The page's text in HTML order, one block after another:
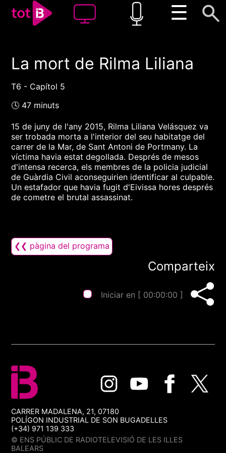
☰
00:00 00:00
La mort de Rilma Liliana
T6 - Capítol 5
🕓 47 minuts
15 de juny de l'any 2015, Rilma Liliana Velásquez va
ser trobada morta a l'interior del seu habitatge del
carrer de la Mar, de Sant Antoni de Portmany. La
víctima havia estat degollada. Després de mesos
d'intensa recerca, els membres de la policia judicial
de Guàrdia Civil aconseguirien identificar al culpable.
Un estafador que havia fugit d'Eivissa hores després
de cometre el brutal assassinat.
❮❮ pàgina del programa
Comparteix
Iniciar en [ 00:00:00 ]
CARRER MADALENA, 21, 07180
POLÍGON INDUSTRIAL DE SON BUGADELLES
(+34) 971 139 333
© ENS PÚBLIC DE RADIOTELEVISIÓ DE LES ILLES
BALEARS